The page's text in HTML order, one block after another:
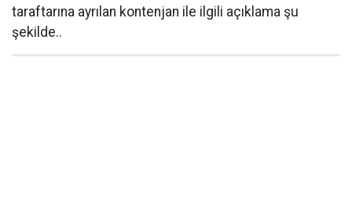
taraftarına ayrılan kontenjan ile ilgili açıklama şu
şekilde..